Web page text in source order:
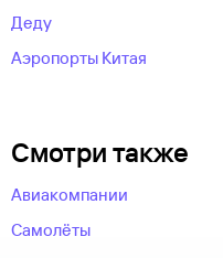
Деду
Аэропорты Китая
Смотри также
Авиакомпании
Самолёты